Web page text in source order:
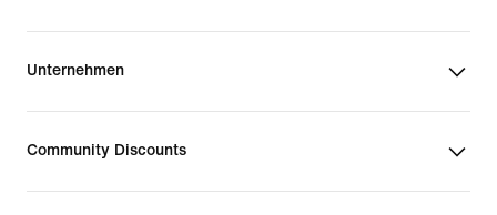
Unternehmen
Community Discounts